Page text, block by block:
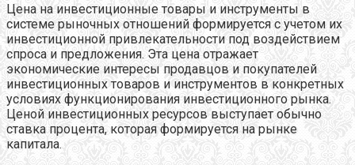
Цена на инвестиционные товары и инструменты в
системе рыночных отношений формируется с учетом их
инвестиционной привлекательности под воздействием
спроса и предложения. Эта цена отражает
экономические интересы продавцов и покупателей
инвестиционных товаров и инструментов в конкретных
условиях функционирования инвестиционного рынка.
Ценой инвестиционных ресурсов выступает обычно
ставка процента, которая формируется на рынке
капитала.